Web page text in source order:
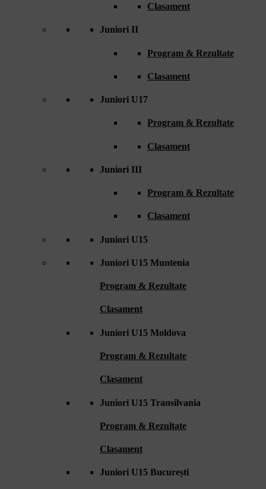
Clasament
Juniori II
Program & Rezultate
Clasament
Juniori U17
Program & Rezultate
Clasament
Juniori III
Program & Rezultate
Clasament
Juniori U15
Juniori U15 Muntenia
Program & Rezultate
Clasament
Juniori U15 Moldova
Program & Rezultate
Clasament
Juniori U15 Transilvania
Program & Rezultate
Clasament
Juniori U15 București